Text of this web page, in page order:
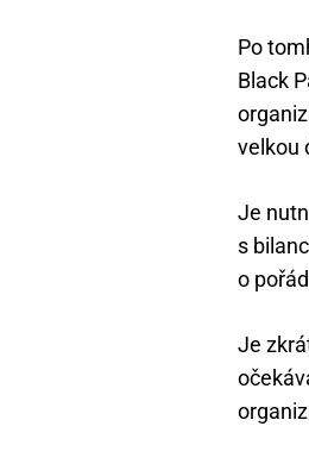
Po
Black
velkou
Je
s
o
Je